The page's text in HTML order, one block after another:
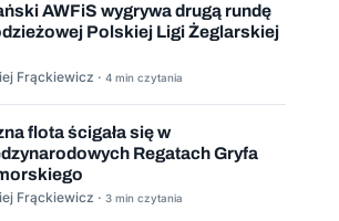
AWFiS wygrywa drugą rundę
Polskiej Ligi Żeglarskiej
Frąckiewicz · 4 min czytania
flota ścigała się w
Regatach Gryfa
Frąckiewicz · 3 min czytania